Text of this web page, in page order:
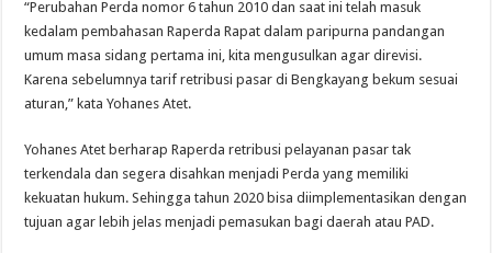
“Perubahan Perda nomor 6 tahun 2010 dan saat ini telah masuk
kedalam pembahasan Raperda Rapat dalam paripurna pandangan
umum masa sidang pertama ini, kita mengusulkan agar direvisi.
Karena sebelumnya tarif retribusi pasar di Bengkayang bekum sesuai
aturan,” kata Yohanes Atet.
Yohanes Atet berharap Raperda retribusi pelayanan pasar tak
terkendala dan segera disahkan menjadi Perda yang memiliki
kekuatan hukum. Sehingga tahun 2020 bisa diimplementasikan dengan
tujuan agar lebih jelas menjadi pemasukan bagi daerah atau PAD.